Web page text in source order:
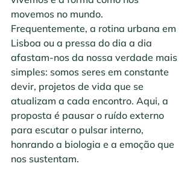
movemos no mundo.
Frequentemente, a rotina urbana em
Lisboa ou a pressa do dia a dia
afastam-nos da nossa verdade mais
simples: somos seres em constante
devir, projetos de vida que se
atualizam a cada encontro. Aqui, a
proposta é pausar o ruído externo
para escutar o pulsar interno,
honrando a biologia e a emoção que
nos sustentam.